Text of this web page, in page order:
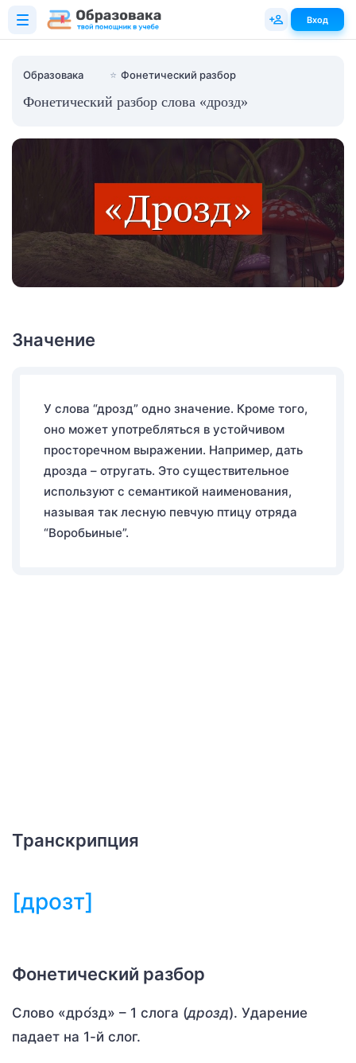
Образовака ⭐ Фонетический разбор
Фонетический разбор слова «дрозд»
Значение
У слова “дрозд” одно значение. Кроме того,
оно может употребляться в устойчивом
просторечном выражении. Например, дать
дрозда – отругать. Это существительное
используют с семантикой наименования,
называя так лесную певчую птицу отряда
“Воробьиные”.
Транскрипция
[дрозт]
Фонетический разбор
Слово «дро́зд» – 1 слога (дрозд). Ударение
падает на 1-й слог.
Вход